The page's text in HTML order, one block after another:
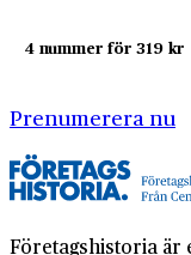
4 nummer för 319 kr
Prenumerera nu
Företagshistoria är